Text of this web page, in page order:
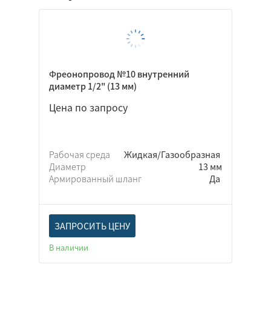
Фреонопровод №10 внутренний
диаметр 1/2" (13 мм)
Цена по запросу
Рабочая среда
Жидкая/Газообразная
Диаметр
13 мм
Армированный шланг
Да
ЗАПРОСИТЬ ЦЕНУ
В наличии